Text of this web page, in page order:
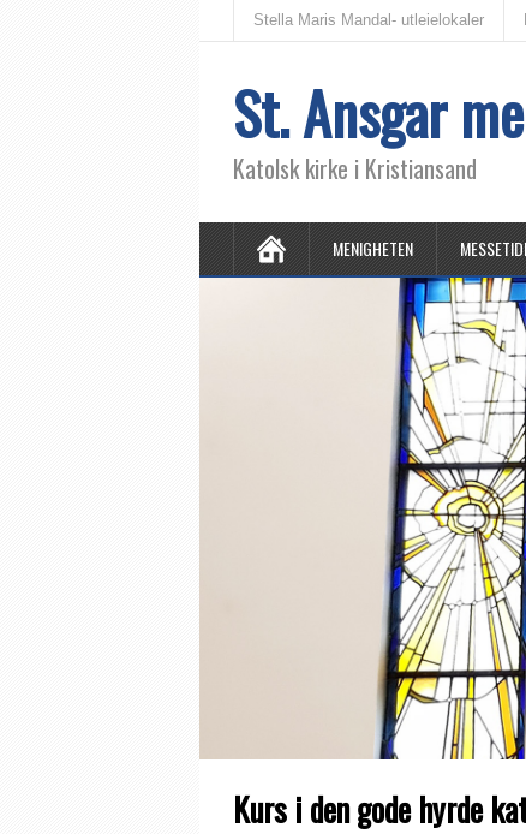
Stella Maris Mandal- utleielokaler
St. Ansgar
Katolsk kirke i Kristiansand
MENIGHETEN
Kurs i den gode hyrde